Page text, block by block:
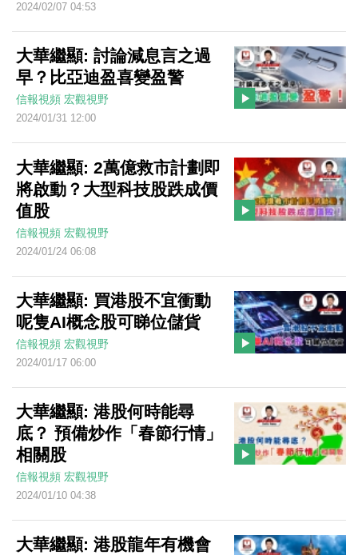
2024/02/07 04:53
大華繼顯: 討論減息言之過
早？比亞迪盈喜變盈警
信報視頻 宏觀視野
2024/01/31 12:00
大華繼顯: 2萬億救市計劃即
將啟動？大型科技股跌成價
值股
信報視頻 宏觀視野
2024/01/24 06:08
大華繼顯: 買港股不宜衝動
呢隻AI概念股可睇位儲貨
信報視頻 宏觀視野
2024/01/17 06:00
大華繼顯: 港股何時能尋
底？ 預備炒作「春節行情」
相關股
信報視頻 宏觀視野
2024/01/10 04:38
大華繼顯: 港股龍年有機會